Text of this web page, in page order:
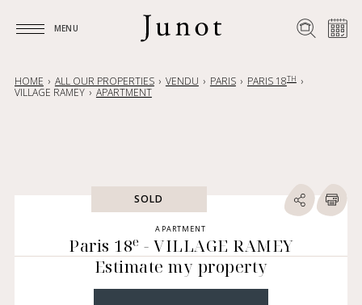
MENU
HOME ALL OUR PROPERTIES VENDU PARIS PARIS 18TH
VILLAGE RAMEY APARTMENT
SOLD
APARTMENT
Paris 18e - VILLAGE RAMEY
Estimate my property